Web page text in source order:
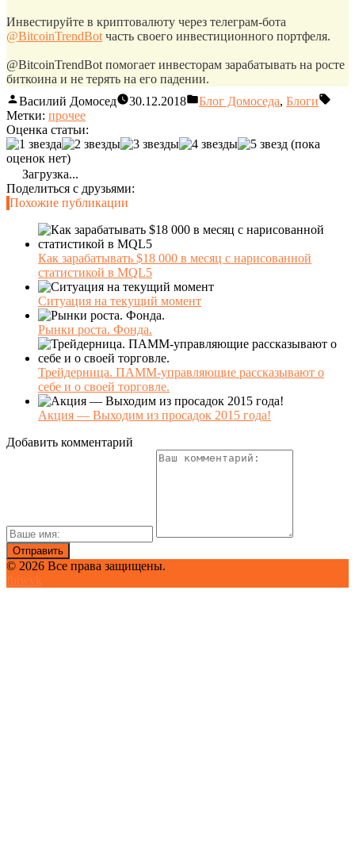
Инвестируйте в криптовалюту через телеграм-бота
@BitcoinTrendBot часть своего инвестиционного портфеля.
@BitcoinTrendBot помогает инвесторам зарабатывать на росте
биткоина и не терять на его падении.
Василий Домосед
30.12.2018 Блог Домоседа, Блоги
Метки: прочее
Оценка статьи:
(пока
оценок нет)
Загрузка...
Поделиться с друзьями:
Похожие публикации
Как зарабатывать $18 000 в месяц с нарисованной
статистикой в MQL5
Ситуация на текущий момент
Рынки роста. Фонда.
Трейдерница. ПАММ-управляющие рассказывают о
себе и о своей торговле.
Акция — Выходим из просадок 2015 года!
Добавить комментарий
© 2026 Все права защищены.
fbtw vk